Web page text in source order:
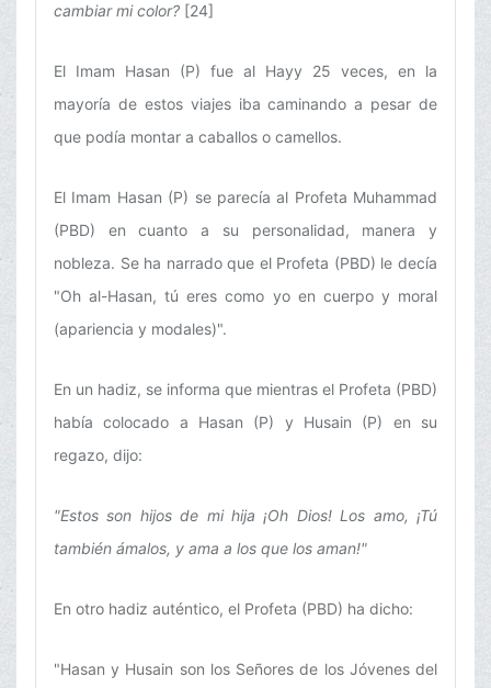
cambiar mi color? [24]
El Imam Hasan (P) fue al Hayy 25 veces, en la
mayoría de estos viajes iba caminando a pesar de
que podía montar a caballos o camellos.
El Imam Hasan (P) se parecía al Profeta Muhammad
(PBD) en cuanto a su personalidad, manera y
nobleza. Se ha narrado que el Profeta (PBD) le decía
"Oh al-Hasan, tú eres como yo en cuerpo y moral
(apariencia y modales)".
En un hadiz, se informa que mientras el Profeta (PBD)
había colocado a Hasan (P) y Husain (P) en su
regazo, dijo:
"Estos son hijos de mi hija ¡Oh Dios! Los amo, ¡Tú
también ámalos, y ama a los que los aman!"
En otro hadiz auténtico, el Profeta (PBD) ha dicho:
"Hasan y Husain son los Señores de los Jóvenes del